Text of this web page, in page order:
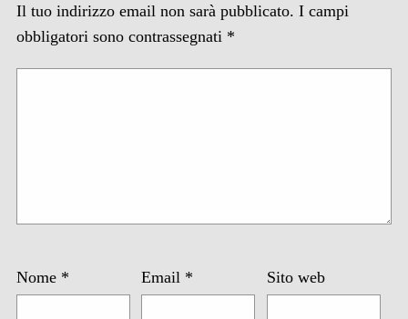
Il tuo indirizzo email non sarà pubblicato. I campi
obbligatori sono contrassegnati *
Nome * Email * Sito web